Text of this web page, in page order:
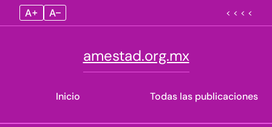
A+ A– < < < <
Inicio
amestad.org.mx
Todas las publicaciones